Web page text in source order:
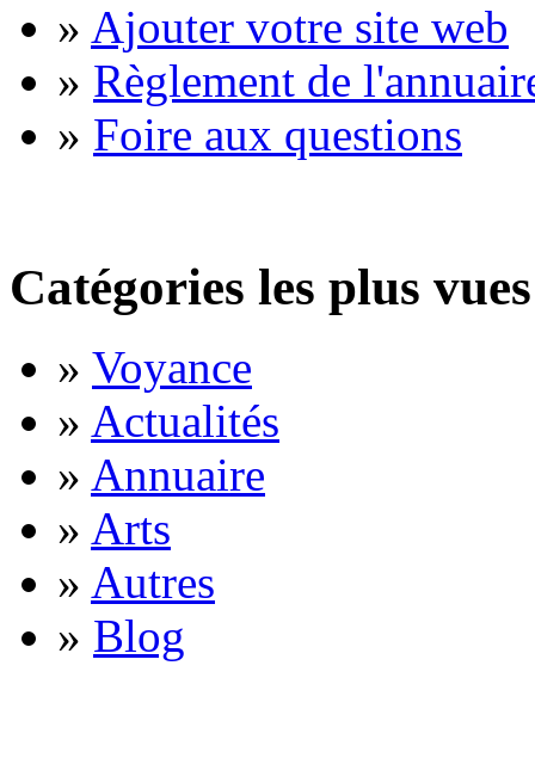
» Ajouter votre site web
» Règlement de
» Foire aux questions
Catégories les plus vues
» Voyance
» Actualités
» Annuaire
» Arts
» Autres
» Blog